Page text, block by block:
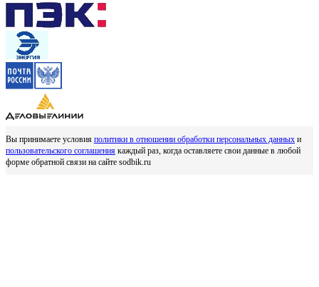
Вы принимаете условия политики в отношении обработки персональных данных и
пользовательского соглашения каждый раз, когда оставляете свои данные в любой
форме обратной связи на сайте sodbik.ru